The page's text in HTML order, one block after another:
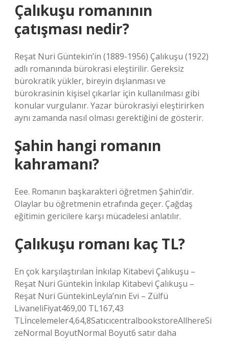
Çalıkuşu romanının
çatışması nedir?
Reşat Nuri Güntekin’in (1889-1956) Çalıkuşu (1922)
adlı romanında bürokrasi eleştirilir. Gereksiz
bürokratik yükler, bireyin dışlanması ve
bürokrasinin kişisel çıkarlar için kullanılması gibi
konular vurgulanır. Yazar bürokrasiyi eleştirirken
aynı zamanda nasıl olması gerektiğini de gösterir.
Şahin hangi romanın
kahramanı?
Eee. Romanın başkarakteri öğretmen Şahin’dir.
Olaylar bu öğretmenin etrafında geçer. Çağdaş
eğitimin gericilere karşı mücadelesi anlatılır.
Çalıkuşu romanı kaç TL?
En çok karşılaştırılan İnkılap Kitabevi Çalıkuşu –
Reşat Nuri Güntekin İnkılap Kitabevi Çalıkuşu –
Reşat Nuri GüntekinLeyla’nın Evi – Zülfü
LivaneliFiyat469,00 TL167,43
TLİncelemeler4,64,8SatıcıcentralbookstoreAllhereSi
zeNormal BoyutNormal Boyut6 satır daha